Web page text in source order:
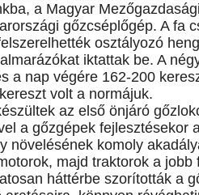
a Magyar
gőzcséplőgép. A fa
osztályozó
iktattak be. A
a nap végére 162-200
volt a normájuk.
az első önjáró
a gőzgépek fejlesztésekor
növelésének komoly
majd traktorok a jobb
háttérbe szorították a